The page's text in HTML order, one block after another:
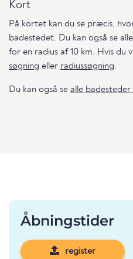
Kort
På kortet kan du se præcis,
badestedet. Du kan også se
for en radius af 10 km. Hvis du
søgning eller radiussøgning.
Du kan også se alle badesteder
Åbningstider
register